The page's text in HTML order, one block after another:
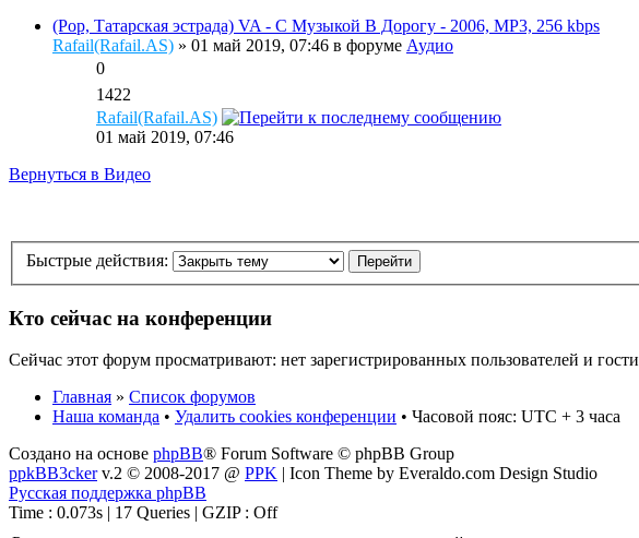
(Pop, Татарская эстрада) VA - С Музыкой В Дорогу - 2006, MP3, 256 kbps
Rafail(Rafail.AS) » 01 май 2019, 07:46 в форуме Аудио
0
1422
Rafail(Rafail.AS)
01 май 2019, 07:46
Вернуться в Видео
Быстрые действия:
Кто сейчас на конференции
Сейчас этот форум просматривают: нет зарегистрированных пользователей и
Главная » Список форумов
Наша команда • Удалить cookies конференции • Часовой пояс: UTC + 3 часа
Создано на основе phpBB® Forum Software © phpBB Group
ppkBB3ckerv.2 © 2008-2017 @ PPK | Icon Theme by Everaldo.com Design Studio
Русская поддержка phpBB
Time : 0.073s | 17 Queries | GZIP : Off